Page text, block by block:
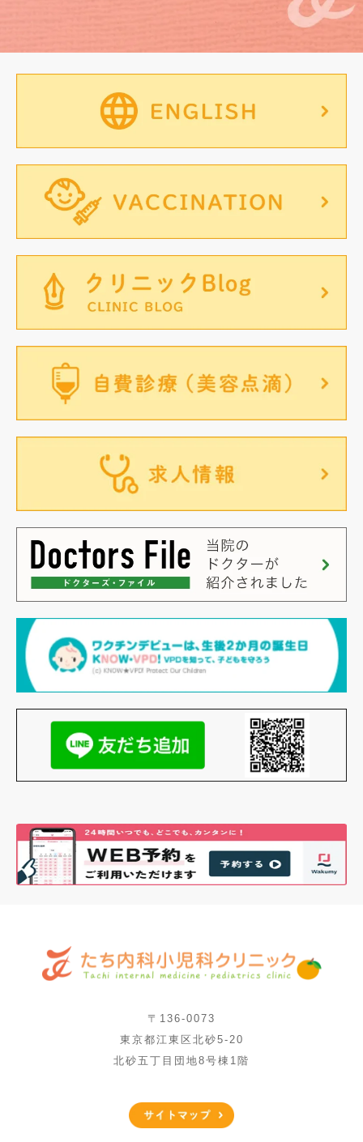
〒136-0073
東京都江東区北砂5-20
北砂五丁目団地8号棟1階